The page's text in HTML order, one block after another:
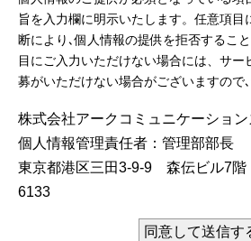
旨を入力欄に明示いたします。任意項目
断により､個人情報の提供を拒否するこ
目にご入力いただけない場合には、サー
募がいただけない場合がございますので
株式会社アークコミュニケーション
個人情報管理責任者：管理部部長
東京都港区三田3-9-9 森伝ビル7
6133